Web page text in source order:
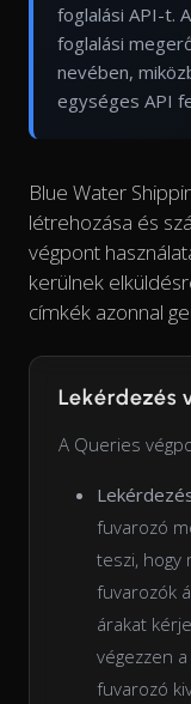
foglalási API-t.
foglalási
nevében,
egységes API
Blue Water
létrehozása és
végpont
kerülnek
címkék azonnal
Lekérdezés
A Queries
fuvarozó
teszi, hogy
fuvarozók
árakat
végezzen
fuvarozó